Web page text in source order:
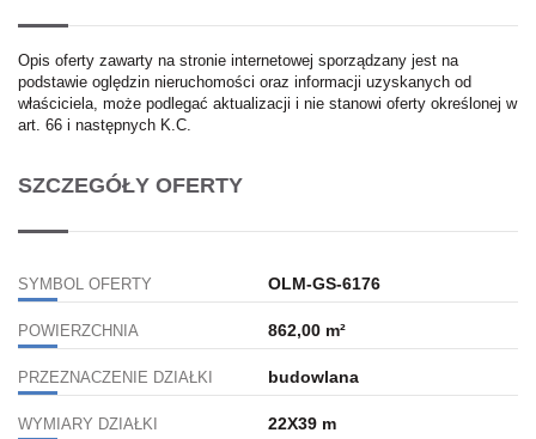
Opis oferty zawarty na stronie internetowej sporządzany jest na
podstawie oględzin nieruchomości oraz informacji uzyskanych od
właściciela, może podlegać aktualizacji i nie stanowi oferty określonej w
art. 66 i następnych K.C.
SZCZEGÓŁY OFERTY
SYMBOL OFERTY OLM-GS-6176
POWIERZCHNIA 862,00 m²
PRZEZNACZENIE DZIAŁKI budowlana
WYMIARY DZIAŁKI 22X39 m